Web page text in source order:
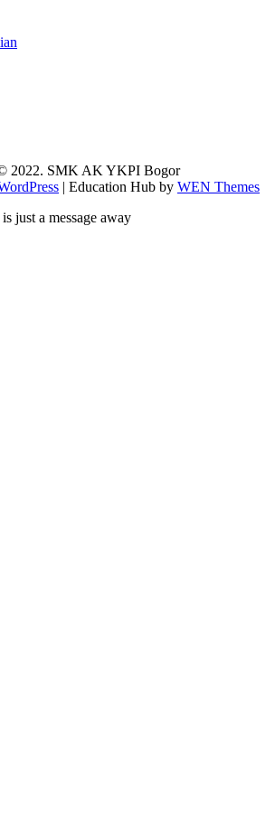
2022. SMK AK YKPI Bogor
| Education Hub by WEN Themes
just a message away